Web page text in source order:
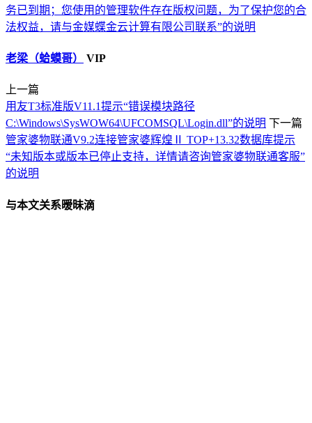
务已到期；您使用的管理软件存在版权问题，为了保护您的合
法权益，请与金媒蝶金云计算有限公司联系”的说明
老梁（蛤蟆哥） VIP
上一篇
用友T3标准版V11.1提示“错误模块路径
C:\Windows\SysWOW64\UFCOMSQL\Login.dll”的说明 下一篇
管家婆物联通V9.2连接管家婆辉煌Ⅱ TOP+13.32数据库提示
“未知版本或版本已停止支持，详情请咨询管家婆物联通客服”
的说明
与本文关系暧昧滴